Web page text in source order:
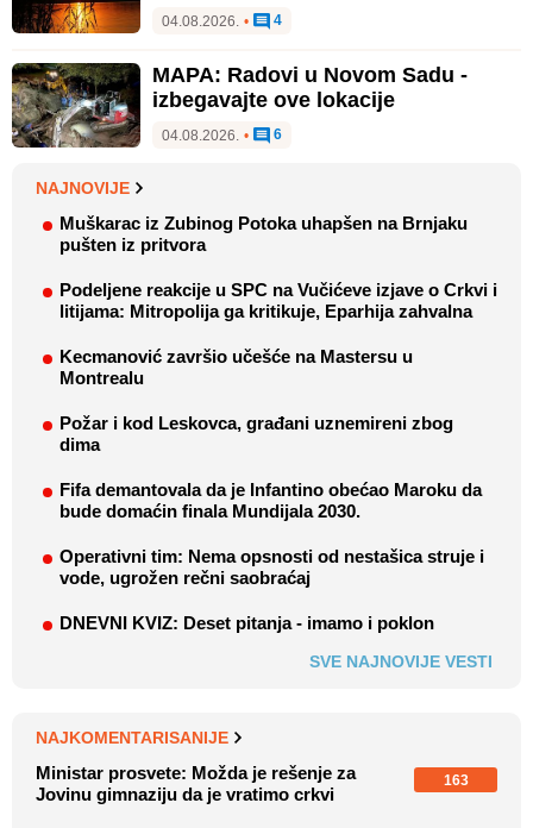
04.08.2026. • 4
MAPA: Radovi u Novom Sadu -
izbegavajte ove lokacije
04.08.2026. • 6
NAJNOVIJE
Muškarac iz Zubinog Potoka uhapšen na Brnjaku
pušten iz pritvora
Podeljene reakcije u SPC na Vučićeve izjave o Crkvi i
litijama: Mitropolija ga kritikuje, Eparhija zahvalna
Kecmanović završio učešće na Mastersu u
Montrealu
Požar i kod Leskovca, građani uznemireni zbog
dima
Fifa demantovala da je Infantino obećao Maroku da
bude domaćin finala Mundijala 2030.
Operativni tim: Nema opsnosti od nestašica struje i
vode, ugrožen rečni saobraćaj
DNEVNI KVIZ: Deset pitanja - imamo i poklon
SVE NAJNOVIJE VESTI
NAJKOMENTARISANIJE
Ministar prosvete: Možda je rešenje za
Jovinu gimnaziju da je vratimo crkvi
163